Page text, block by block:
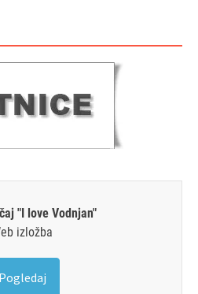
"I love Vodnjan"
izložba
Pogledaj